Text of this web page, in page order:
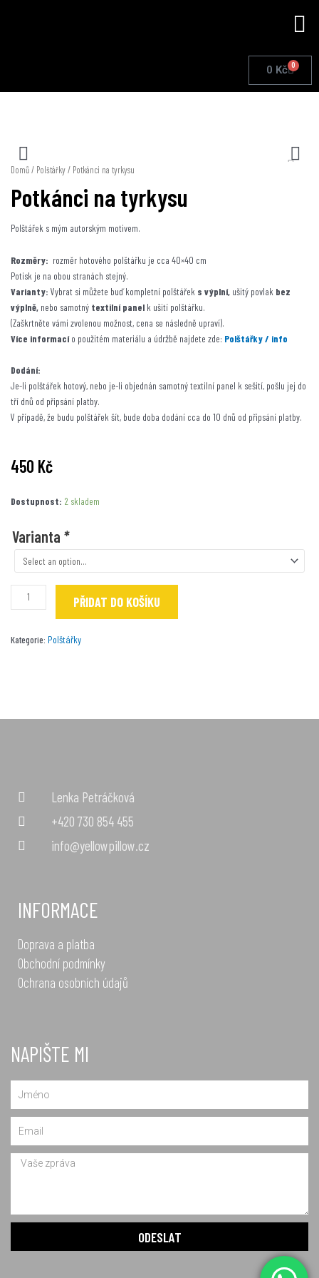
0 Kč 0Cart
Domů/ Polštářky/ Potkánci na tyrkysu
Potkánci na tyrkysu
Polštářek s mým autorským motivem.
Rozměry: rozměr hotového polštářku je cca 40×40 cm
Potisk je na obou stranách stejný.
Varianty: Vybrat si můžete buď kompletní polštářek s výplní, ušitý povlak bez
výplně, nebo samotný textilní panel k ušití polštářku.
(Zaškrtněte vámi zvolenou možnost, cena se následně upraví).
Více informacío použitém materiálu a údržbě najdete zde: Polštářky / info
Dodání:
Je-li polštářek hotový, nebo je-li objednán samotný textilní panel k sešití, pošlu jej do
tří dnů od připsání platby.
V případě, že budu polštářek šít, bude doba dodání cca do 10 dnů od připsání platby.
450 Kč
Dostupnost: 2 skladem
Varianta *
Potkánci
tyrkysu
množství
PŘIDAT DO KOŠÍKU
Kategorie: Polštářky
Lenka Petráčková
+420 730 854 455
info@yellowpillow.cz
INFORMACE
Doprava a platba
Obchodní podmínky
Ochrana osobních údajů
NAPIŠTE MI
Message
ODESLAT